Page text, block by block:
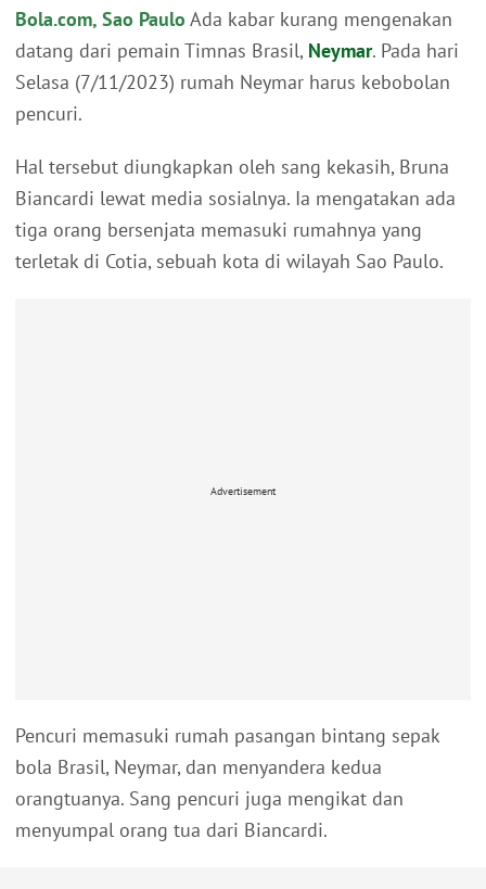
Bola.com, Sao Paulo Ada kabar kurang mengenakan
datang dari pemain Timnas Brasil, Neymar. Pada hari
Selasa (7/11/2023) rumah Neymar harus kebobolan
pencuri.
Hal tersebut diungkapkan oleh sang kekasih, Bruna
Biancardi lewat media sosialnya. Ia mengatakan ada
tiga orang bersenjata memasuki rumahnya yang
terletak di Cotia, sebuah kota di wilayah Sao Paulo.
Advertisement
Pencuri memasuki rumah pasangan bintang sepak
bola Brasil, Neymar, dan menyandera kedua
orangtuanya. Sang pencuri juga mengikat dan
menyumpal orang tua dari Biancardi.